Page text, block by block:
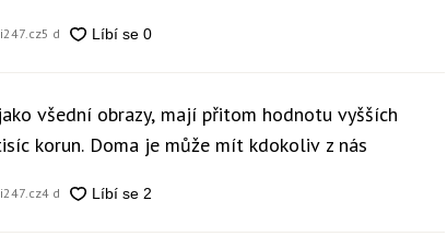
5 d
všední obrazy, mají přitom hodnotu vyšších
korun. Doma je může mít kdokoliv z nás
4 d